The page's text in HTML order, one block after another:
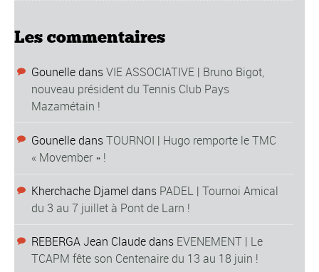
Les commentaires
Gounelle dansVIE ASSOCIATIVE | Bruno Bigot,
nouveau président du Tennis Club Pays
Mazamétain !
Gounelle dansTOURNOI | Hugo remporte le TMC
« Movember » !
Kherchache Djamel dans PADEL | Tournoi Amical
du 3 au 7 juillet à Pont de Larn !
REBERGA Jean Claude dans EVENEMENT | Le
TCAPM fête son Centenaire du 13 au 18 juin !